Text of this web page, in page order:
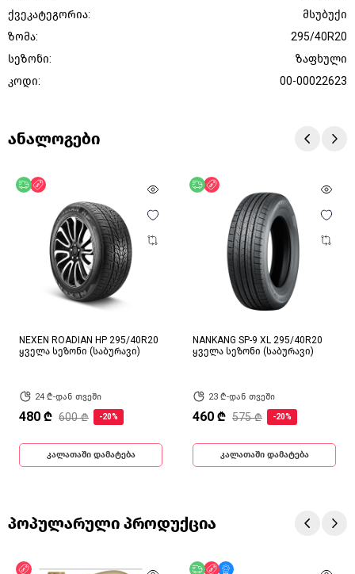
ქვეკატეგორია:
მსუბუქი
ზომა:
295/40R20
სეზონი:
ზაფხული
კოდი:
00-00022623
ანალოგები
უფასო მიწოდება
NEXEN ROADIAN HP 295/40R20
ყველა სეზონი (საბურავი)
24 ₾-დან თვეში
480 ₾ 600 ₾ -20%
კალათაში დამატება
უფასო მიწოდება
NANKANG SP-9 XL 295/40R20
ყველა სეზონი (საბურავი)
23 ₾-დან თვეში
460 ₾ 575 ₾ -20%
კალათაში დამატება
პოპულარული პროდუქცია
ფასდაკლება უფასო მიწოდება
ფასდაკლება